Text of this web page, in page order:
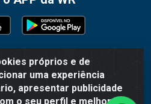
próprios e de
uma experiência
apresentar publicidade
o seu perfil e melhorar a
Gomes de Araújo, 1360 -
MG - CEP 36202-628 - CNPJ
0001-55